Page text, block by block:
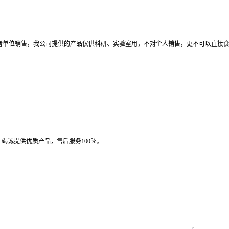
位销售，我公司提供的产品仅供科研、实验室用，不对个人销售，更不可以直接
诚提供优质产品，售后服务100％。